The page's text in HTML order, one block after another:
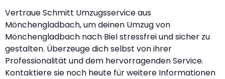
Vertraue Schmitt Umzugsservice aus
Mönchengladbach, um deinen Umzug von
Mönchengladbach nach Biel stressfrei und sicher zu
gestalten. Überzeuge dich selbst von ihrer
Professionalität und dem hervorragenden Service.
Kontaktiere sie noch heute für weitere Informationen